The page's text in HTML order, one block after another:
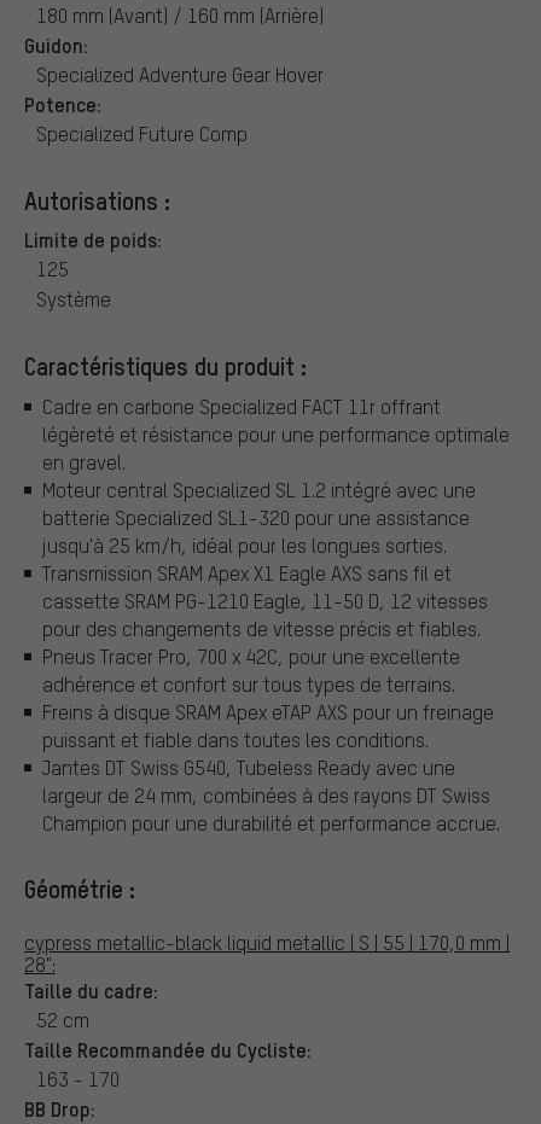
180 mm (Avant) / 160 mm (Arrière)
Guidon:
Specialized Adventure Gear Hover
Potence:
Specialized Future Comp
Autorisations :
Limite de poids:
125
Système
Caractéristiques du produit :
Cadre en carbone Specialized FACT 11r offrant
légèreté et résistance pour une performance optimale
en gravel.
Moteur central Specialized SL 1.2 intégré avec une
batterie Specialized SL1-320 pour une assistance
jusqu'à 25 km/h, idéal pour les longues sorties.
Transmission SRAM Apex X1 Eagle AXS sans fil et
cassette SRAM PG-1210 Eagle, 11-50 D, 12 vitesses
pour des changements de vitesse précis et fiables.
Pneus Tracer Pro, 700 x 42C, pour une excellente
adhérence et confort sur tous types de terrains.
Freins à disque SRAM Apex eTAP AXS pour un freinage
puissant et fiable dans toutes les conditions.
Jantes DT Swiss G540, Tubeless Ready avec une
largeur de 24 mm, combinées à des rayons DT Swiss
Champion pour une durabilité et performance accrue.
Géométrie :
cypress metallic-black liquid metallic | S | 55 | 170,0 mm |
28":
Taille du cadre:
52 cm
Taille Recommandée du Cycliste:
163 - 170
BB Drop: